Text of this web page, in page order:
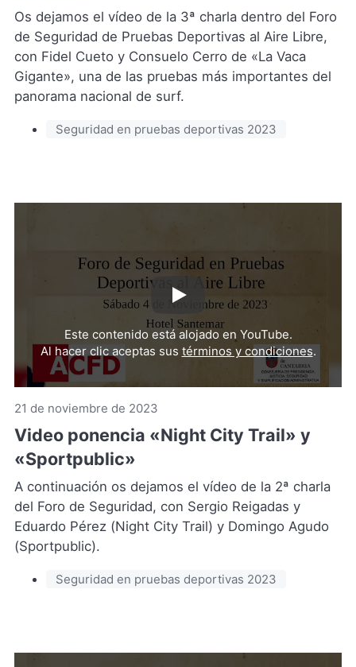
Os dejamos el vídeo de la 3ª charla dentro del Foro
de Seguridad de Pruebas Deportivas al Aire Libre,
con Fidel Cueto y Consuelo Cerro de «La Vaca
Gigante», una de las pruebas más importantes del
panorama nacional de surf.
Seguridad en pruebas deportivas 2023
Reproducir
Este contenido está alojado en YouTube.
Al hacer clic aceptas sus términos y condicionesde
(Se
.
21 de noviembre de 2023
Video ponencia «Night City Trail» y
«Sportpublic»
A continuación os dejamos el vídeo de la 2ª charla
del Foro de Seguridad, con Sergio Reigadas y
Eduardo Pérez (Night City Trail) y Domingo Agudo
(Sportpublic).
Seguridad en pruebas deportivas 2023